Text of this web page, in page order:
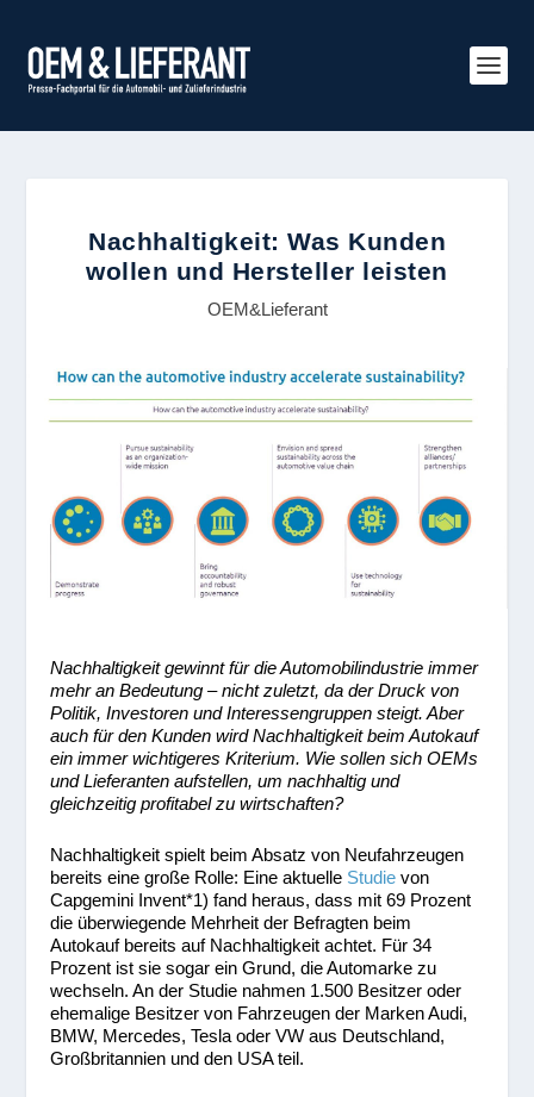
Nachhaltigkeit: Was Kunden
wollen und Hersteller leisten
OEM&Lieferant
Nachhaltigkeit gewinnt für die Automobilindustrie immer
mehr an Bedeutung – nicht zuletzt, da der Druck von
Politik, Investoren und Interessengruppen steigt. Aber
auch für den Kunden wird Nachhaltigkeit beim Autokauf
ein immer wichtigeres Kriterium. Wie sollen sich OEMs
und Lieferanten aufstellen, um nachhaltig und
gleichzeitig profitabel zu wirtschaften?
Nachhaltigkeit spielt beim Absatz von Neufahrzeugen
bereits eine große Rolle: Eine aktuelle Studie von
Capgemini Invent*1) fand heraus, dass mit 69 Prozent
die überwiegende Mehrheit der Befragten beim
Autokauf bereits auf Nachhaltigkeit achtet. Für 34
Prozent ist sie sogar ein Grund, die Automarke zu
wechseln. An der Studie nahmen 1.500 Besitzer oder
ehemalige Besitzer von Fahrzeugen der Marken Audi,
BMW, Mercedes, Tesla oder VW aus Deutschland,
Großbritannien und den USA teil.